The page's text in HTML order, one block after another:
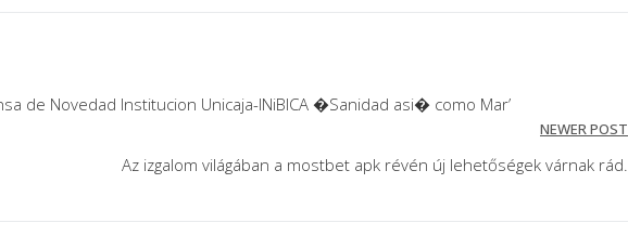
de Novedad Institucion Unicaja-INiBICA �Sanidad asi� como Mar’
NEWER POST
Az izgalom világában a mostbet apk révén új lehetőségek várnak rád.